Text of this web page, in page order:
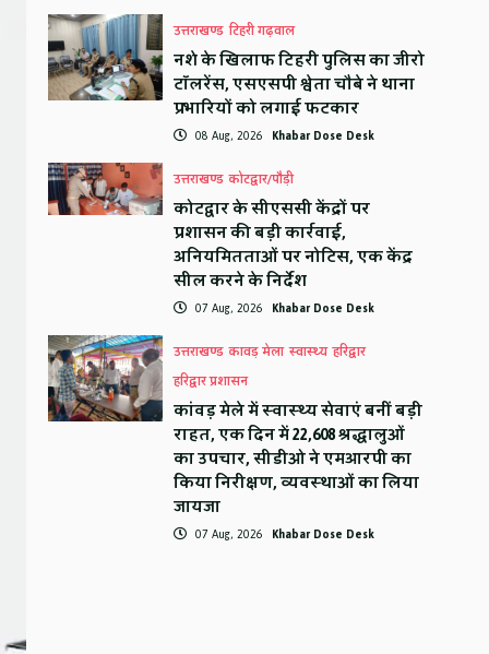
उत्तराखण्ड टिहरी गढ़वाल
नशे के खिलाफ टिहरी पुलिस का जीरो
टॉलरेंस, एसएसपी श्वेता चौबे ने थाना
प्रभारियों को लगाई फटकार
08 Aug, 2026 Khabar Dose Desk
उत्तराखण्ड कोटद्वार/पौड़ी
कोटद्वार के सीएससी केंद्रों पर
प्रशासन की बड़ी कार्रवाई,
अनियमितताओं पर नोटिस, एक केंद्र
सील करने के निर्देश
07 Aug, 2026 Khabar Dose Desk
उत्तराखण्ड कावड़ मेला स्वास्थ्य हरिद्वार
हरिद्वार प्रशासन
कांवड़ मेले में स्वास्थ्य सेवाएं बनीं बड़ी
राहत, एक दिन में 22,608 श्रद्धालुओं
का उपचार, सीडीओ ने एमआरपी का
किया निरीक्षण, व्यवस्थाओं का लिया
जायजा
07 Aug, 2026 Khabar Dose Desk